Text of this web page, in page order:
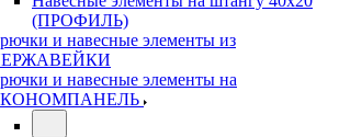
(ПРОФИЛЬ)
и навесные элементы из
и навесные элементы на